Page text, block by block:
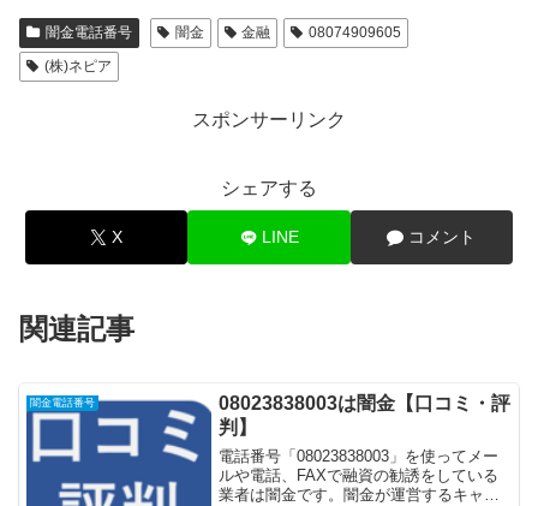
闇金電話番号 闇金 金融
08074909605
(株)ネピア
スポンサーリンク
シェアする
X LINE コメント
関連記事
闇金電話番号
08023838003は闇金【口コミ・評
判】
電話番号「08023838003」を使ってメー
ルや電話、FAXで融資の勧誘をしている
業者は闇金です。闇金が運営するキャッ